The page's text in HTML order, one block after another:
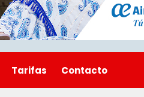
Tarifas Contacto